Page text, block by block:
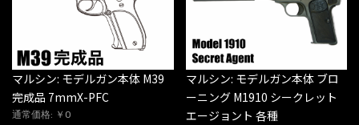
マルシン: モデルガン本体 M39
完成品 7mmX-PFC
通常価格: ￥0
マルシン: モデルガン本体 ブロ
ーニング M1910 シークレット
エージョント 各種